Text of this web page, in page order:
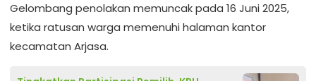
Gelombang penolakan memuncak pada 16 Juni 2025,
ketika ratusan warga memenuhi halaman kantor
kecamatan Arjasa.